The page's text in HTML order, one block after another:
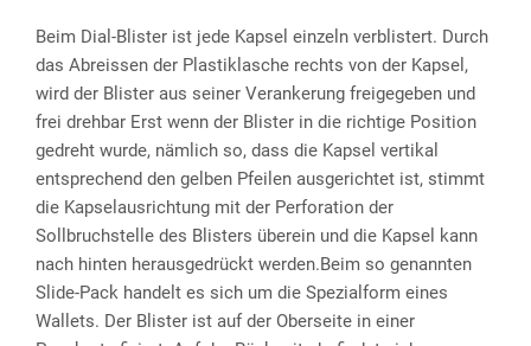
Beim Dial-Blister ist jede Kapsel einzeln verblistert. Durch
das Abreissen der Plastiklasche rechts von der Kapsel,
wird der Blister aus seiner Verankerung freigegeben und
frei drehbar Erst wenn der Blister in die richtige Position
gedreht wurde, nämlich so, dass die Kapsel vertikal
entsprechend den gelben Pfeilen ausgerichtet ist, stimmt
die Kapselausrichtung mit der Perforation der
Sollbruchstelle des Blisters überein und die Kapsel kann
nach hinten herausgedrückt werden.Beim so genannten
Slide-Pack handelt es sich um die Spezialform eines
Wallets. Der Blister ist auf der Oberseite in einer